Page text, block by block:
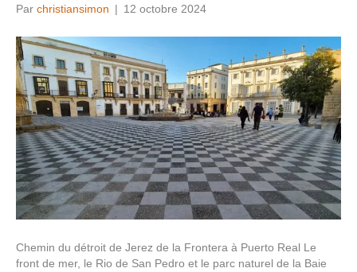
Par christiansimon | 12 octobre 2024
Chemin du détroit de Jerez de la Frontera à Puerto Real Le
front de mer, le Rio de San Pedro et le parc naturel de la Baie